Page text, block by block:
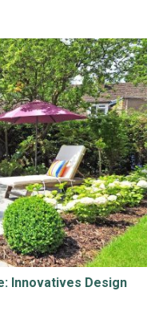
Innovatives Design